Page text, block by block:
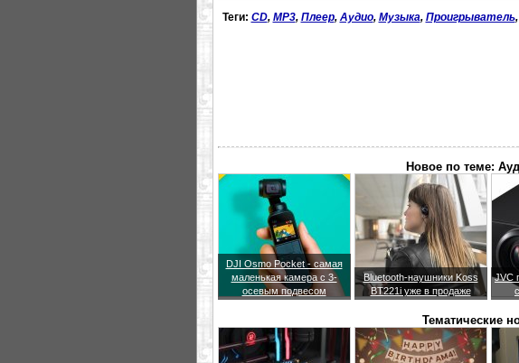
Теги: CD, MP3, Плеер, Аудио, Музыка, Проигрыватель,
Новое по теме:
DJI Osmo Pocket - самая
маленькая камера с 3-
осевым подвесом
Bluetooth-наушники Koss
BT221i уже в продаже
JVC
Тематические